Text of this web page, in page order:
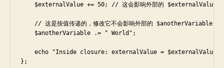
    $externalValue += 50; // 这会影响外部的 $externalValue
    // 这是按值传递的，修改它不会影响外部的 $anotherVariable
    $anotherVariable .= " World";
echo "Inside closure: externalValue =
};